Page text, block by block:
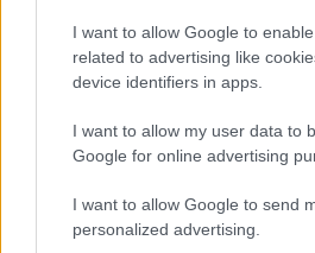
I want to allow Google to
related to advertising like
device identifiers in apps.
I want to allow my user data to
Google for online advertising
I want to allow Google to send
personalized advertising.
αρνητική πρόταση του
εισηγήθηκε στο
συγκεκριμένα είναι να
χώρα, να παρουσιάζεται
στο αστυνομικό τμήμα της
να μένει μόνιμα στην